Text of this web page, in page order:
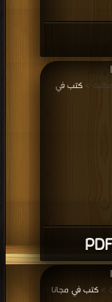
كتب في
كتب في مجانا